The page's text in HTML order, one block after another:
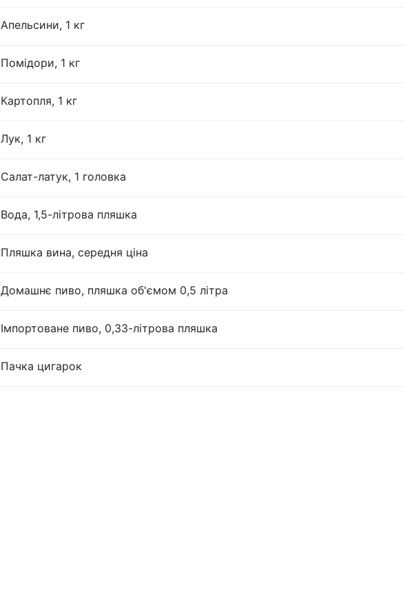
Апельсини, 1 кг
Помідори, 1 кг
Картопля, 1 кг
Лук, 1 кг
Салат-латук, 1 головка
Вода, 1,5-літрова пляшка
Пляшка вина, середня ціна
Домашнє пиво, пляшка об'ємом 0,5 літра
Імпортоване пиво, 0,33-літрова пляшка
Пачка цигарок